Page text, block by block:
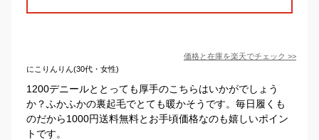
価格と在庫を楽天でチェック >>
にこりんりん(30代・女性)
1200デニールととっても厚手のこちらはいかがでしょう
か？ふかふかの裏起毛でとても暖かそうです。毎日履くも
のだから1000円送料無料とお手頃価格なのも嬉しいポイン
トです。